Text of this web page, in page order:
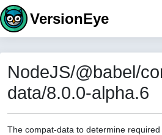
VersionEye
NodeJS/@babel/
data/8.0.0-alpha.6
The compat-data to determine